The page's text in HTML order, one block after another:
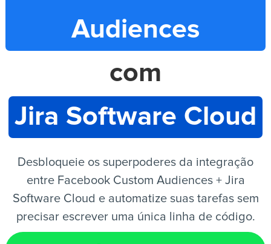
PT
Audiences
com
Jira Software Cloud
Desbloqueie os superpoderes da integração
entre Facebook Custom Audiences + Jira
Software Cloud e automatize suas tarefas sem
precisar escrever uma única linha de código.